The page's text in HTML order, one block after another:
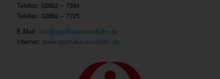
Telefon: 02862 – 7394
Telefax: 02862 – 7725
E-Mail: info@apotheke-suedlohn.de
Internet: www.apotheke-suedlohn.de